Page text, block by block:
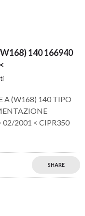
140 166940
A (W168) 140 TIPO
2001 < CIPR350
SHARE